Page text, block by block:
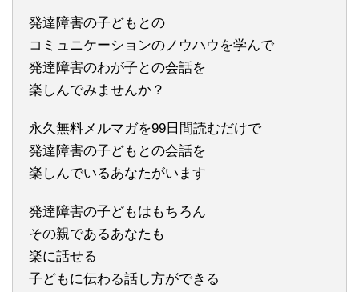
発達障害の子どもとの
コミュニケーションのノウハウを学んで
発達障害のわが子との会話を
楽しんでみませんか？
永久無料メルマガを99日間読むだけで
発達障害の子どもとの会話を
楽しんでいるあなたがいます
発達障害の子どもはもちろん
その親であるあなたも
楽に話せる
子どもに伝わる話し方ができる